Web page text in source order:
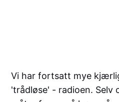
Vi har fortsatt mye
'trådløse' - radioen. Selv